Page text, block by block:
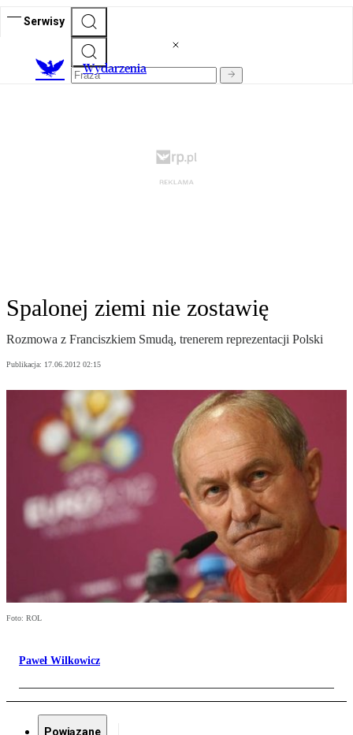
Serwisy
Wydarzenia
Spalonej ziemi nie zostawię
Rozmowa z Franciszkiem Smudą, trenerem reprezentacji Polski
Publikacja: 17.06.2012 02:15
Foto: ROL
Paweł Wilkowicz
Powiązane